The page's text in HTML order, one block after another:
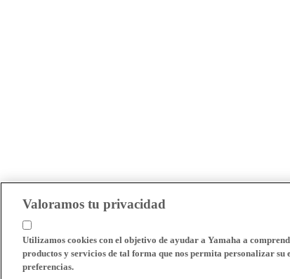
Valoramos tu privacidad
Utilizamos cookies con el objetivo de ayudar a Yamaha a
productos y servicios de tal forma que nos permita personalizar su
preferencias.